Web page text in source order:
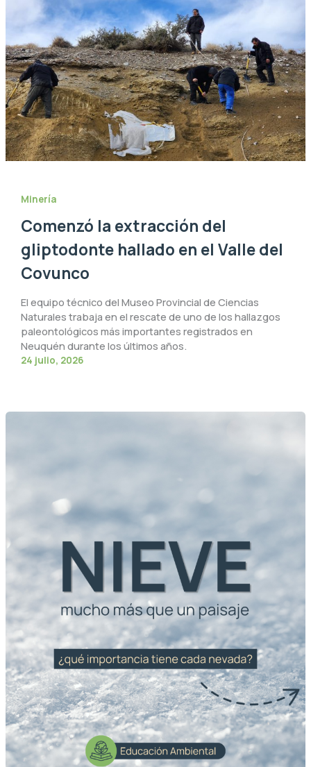
Minería
Comenzó la extracción del
gliptodonte hallado en el Valle del
Covunco
El equipo técnico del Museo Provincial de Ciencias
Naturales trabaja en el rescate de uno de los hallazgos
paleontológicos más importantes registrados en
Neuquén durante los últimos años.
24 julio, 2026